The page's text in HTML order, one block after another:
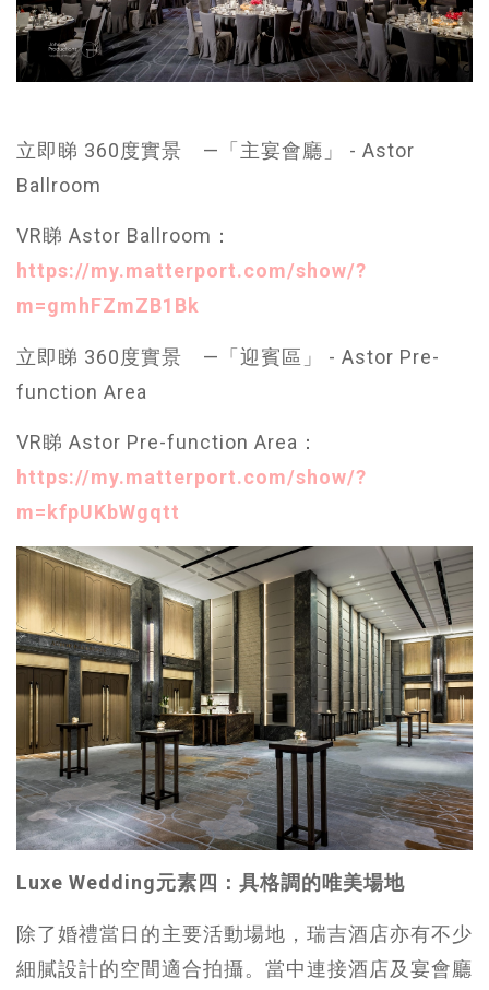
立即睇 360度實景 —「主宴會廳」 - Astor
Ballroom
VR睇 Astor Ballroom：
https://my.matterport.com/show/?
m=gmhFZmZB1Bk
立即睇 360度實景 —「迎賓區」 - Astor Pre-
function Area
VR睇 Astor Pre-function Area：
https://my.matterport.com/show/?
m=kfpUKbWgqtt
Luxe Wedding元素四：具格調的唯美場地
除了婚禮當日的主要活動場地，瑞吉酒店亦有不少
細膩設計的空間適合拍攝。當中連接酒店及宴會廳